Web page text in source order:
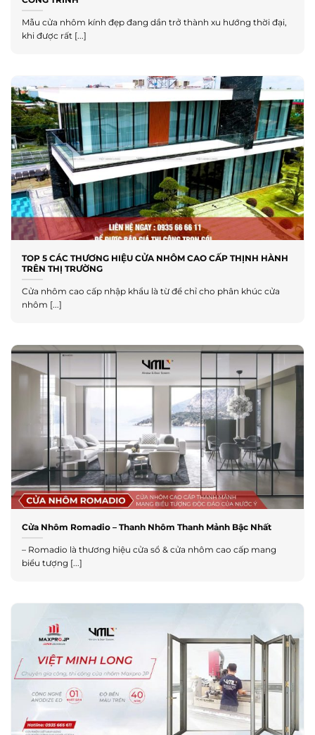
Mẫu cửa nhôm kính đẹp đang dần trở thành xu hướng thời đại,
khi được rất [...]
TOP 5 CÁC THƯƠNG HIỆU CỬA NHÔM CAO CẤP THỊNH HÀNH
TRÊN THỊ TRƯỜNG
Cửa nhôm cao cấp nhập khẩu là từ để chỉ cho phân khúc cửa
nhôm [...]
Cửa Nhôm Romadio – Thanh Nhôm Thanh Mảnh Bậc Nhất
– Romadio là thương hiệu cửa sổ & cửa nhôm cao cấp mang
biểu tượng [...]